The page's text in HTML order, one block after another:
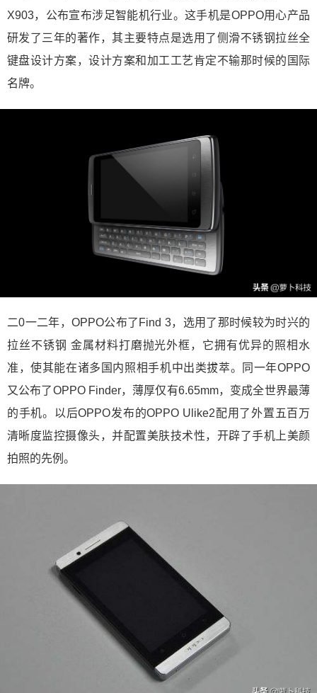
X903，公布宣布涉足智能机行业。这手机是OPPO用心产品
研发了三年的著作，其主要特点是选用了侧滑不锈钢拉丝全
键盘设计方案，设计方案和加工工艺肯定不输那时候的国际
名牌。
二0一二年，OPPO公布了Find 3，选用了那时候较为时兴的
拉丝不锈钢 金属材料打磨抛光外框，它拥有优异的照相水
准，使其能在诸多国内照相手机中出类拔萃。同一年OPPO
又公布了OPPO Finder，薄厚仅有6.65mm，变成全世界最薄
的手机。以后OPPO发布的OPPO Ulike2配用了外置五百万
清晰度监控摄像头，并配置美肤技术性，开辟了手机上美颜
拍照的先例。